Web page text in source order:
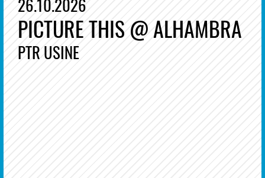
PICTURE THIS @ ALHAMBRA
PTR USINE